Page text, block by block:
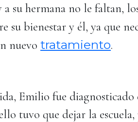
a su hermana no le faltan,
su bienestar y él, ya que
nuevo tratamiento.
Emilio fue diagnosticado
tuvo que dejar la escuela,